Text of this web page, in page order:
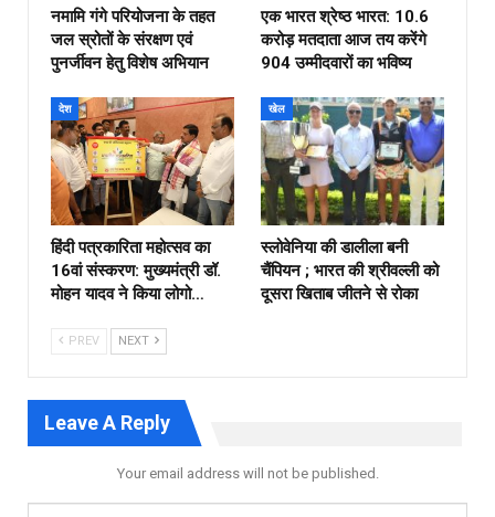
नमामि गंगे परियोजना के तहत
जल स्रोतों के संरक्षण एवं
पुनर्जीवन हेतु विशेष अभियान
एक भारत श्रेष्ठ भारत: 10.6
करोड़ मतदाता आज तय करेंगे
904 उम्मीदवारों का भविष्य
देश
हिंदी पत्रकारिता महोत्सव का
16वां संस्करण: मुख्यमंत्री डॉ.
मोहन यादव ने किया लोगो…
खेल
स्लोवेनिया की डालीला बनी
चैंपियन ; भारत की श्रीवल्ली को
दूसरा खिताब जीतने से रोका
PREV NEXT
Leave A Reply
Your email address will not be published.